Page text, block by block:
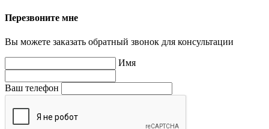
Перезвоните мне
Вы можете заказать обратный звонок для консультации
Имя
Ваш телефон